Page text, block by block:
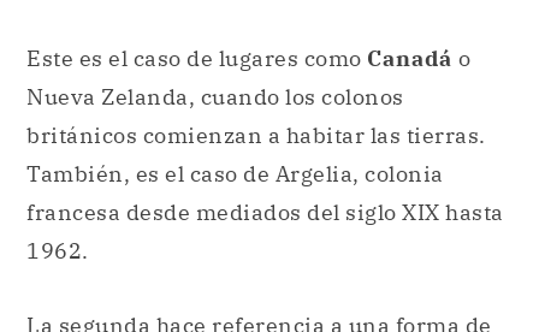
Este es el caso de lugares como Canadá o
Nueva Zelanda, cuando los colonos
británicos comienzan a habitar las tierras.
También, es el caso de Argelia, colonia
francesa desde mediados del siglo XIX hasta
1962.
La segunda hace referencia a una forma de